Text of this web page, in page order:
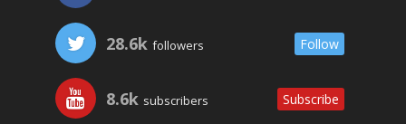
28.6k followers Follow
8.6k subscribers Subscribe